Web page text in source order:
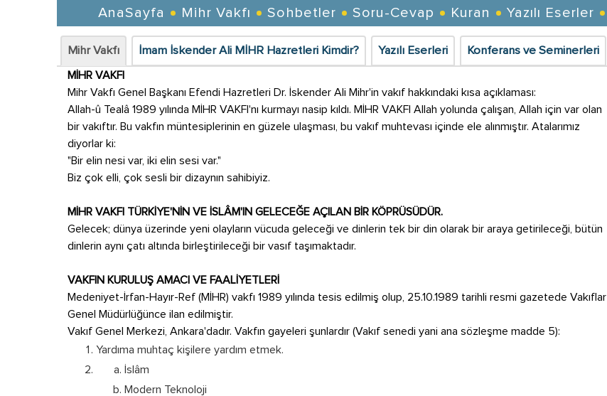
AnaSayfa Mihr Vakfı Sohbetler Soru-Cevap Kuran Yazılı Eserler
Mihr Vakfı İmam İskender Ali MİHR Hazretleri Kimdir? Yazılı Eserleri Konferans ve Seminerleri
MİHR VAKFI
Mihr Vakfı Genel Başkanı Efendi Hazretleri Dr. İskender Ali Mihr'in vakıf hakkındaki kısa açıklaması:
Allah-û Tealâ 1989 yılında MİHR VAKFI'nı kurmayı nasip kıldı. MİHR VAKFI Allah yolunda çalışan, Allah için var olan
bir vakıftır. Bu vakfın müntesiplerinin en güzele ulaşması, bu vakıf muhtevası içinde ele alınmıştır. Atalarımız
diyorlar ki:
"Bir elin nesi var, iki elin sesi var."
Biz çok elli, çok sesli bir dizaynın sahibiyiz.
MİHR VAKFI TÜRKİYE'NİN VE İSLÂM'IN GELECEĞE AÇILAN BİR KÖPRÜSÜDÜR.
Gelecek; dünya üzerinde yeni olayların vücuda geleceği ve dinlerin tek bir din olarak bir araya getirileceği, bütün
dinlerin aynı çatı altında birleştirileceği bir vasıf taşımaktadır.
VAKFIN KURULUŞ AMACI VE FAALİYETLERİ
Medeniyet-İrfan-Hayır-Ref (MİHR) vakfı 1989 yılında tesis edilmiş olup, 25.10.1989 tarihli resmi gazetede Vakıflar
Genel Müdürlüğünce ilan edilmiştir.
Vakıf Genel Merkezi, Ankara'dadır. Vakfın gayeleri şunlardır (Vakıf senedi yani ana sözleşme madde 5):
Yardıma muhtaç kişilere yardım etmek.
İslâm
Modern Teknoloji